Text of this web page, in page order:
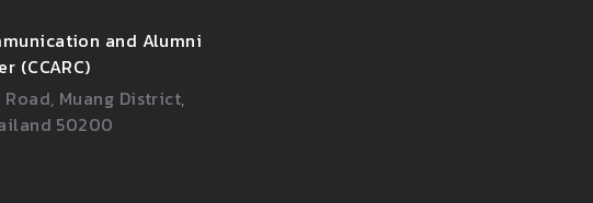
and Alumni
(CCARC)
Road, Muang District,
50200